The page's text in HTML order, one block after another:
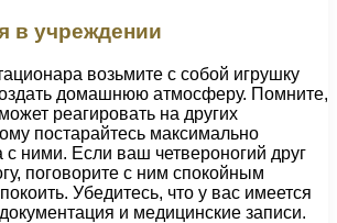
в учреждении
возьмите с собой игрушку
домашнюю атмосферу. Помните,
реагировать на других
постарайтесь максимально
с ними. Если ваш четвероногий друг
поговорите с ним спокойным
Убедитесь, что у вас имеется
и медицинские записи.